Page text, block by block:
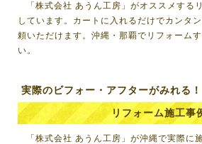
「株式会社 あうん工房」がオススメする
しています。カートに入れるだけでカンタ
頼いただけます。 沖縄・那覇でリフォーム
い。
実際のビフォー・アフターがみれる！
リフォーム施工事
「株式会社 あうん工房」が沖縄で実際に